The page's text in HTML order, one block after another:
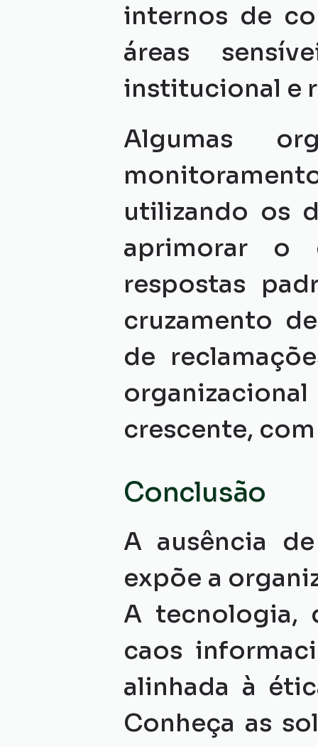
internos de
áreas
institucional e
Algumas
utilizando os
aprimorar o
respostas
cruzamento
de
crescente,
Conclusão
A ausência
expõe a
A tecnologia,
caos
alinhada à
Conheça as